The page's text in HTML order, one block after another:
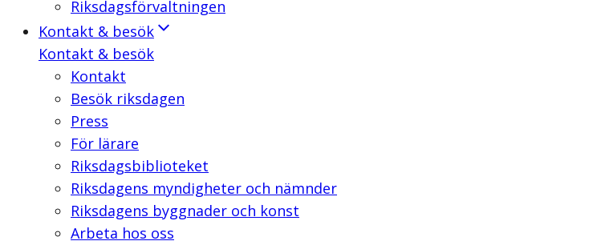
Riksdagsförvaltningen
Kontakt & besök
Kontakt & besök
Kontakt
Besök riksdagen
Press
För lärare
Riksdagsbiblioteket
Riksdagens myndigheter och nämnder
Riksdagens byggnader och konst
Arbeta hos oss